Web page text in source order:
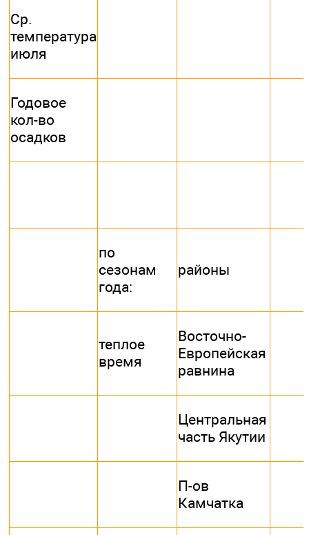
Ср.
температура
июля
Годовое
кол-во
осадков
по
сезонам
года:
районы
теплое
время
Восточно-
Европейская
равнина
Центральная
часть Якутии
П-ов
Камчатка